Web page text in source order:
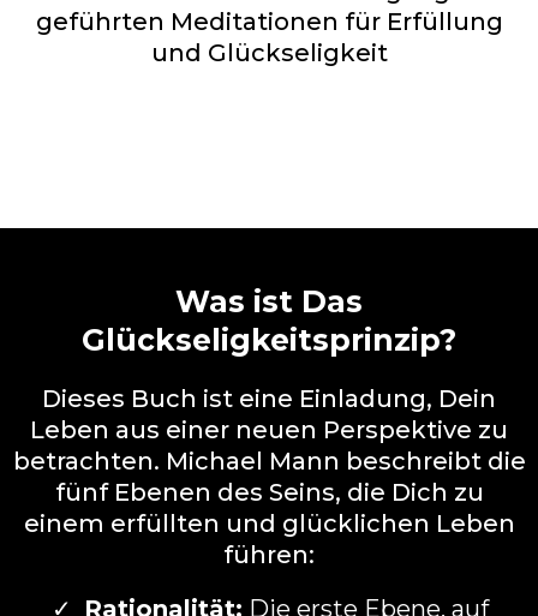
geführten Meditationen für Erfüllung
und Glückseligkeit
Was ist Das
Glückseligkeitsprinzip?
Dieses Buch ist eine Einladung, Dein
Leben aus einer neuen Perspektive zu
betrachten. Michael Mann beschreibt die
fünf Ebenen des Seins, die Dich zu
einem erfüllten und glücklichen Leben
führen:
Rationalität: Die erste Ebene, auf